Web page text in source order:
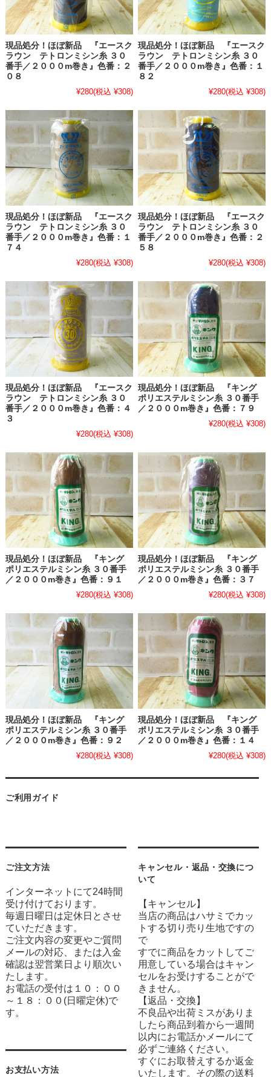
現品処分！ほぼ新品 『エースク
ラウン テトロンミシン糸 ３０
番手／２０００m巻き』色番：２
０８
¥280(税込 ¥308)
現品処分！ほぼ新品 『エースク
ラウン テトロンミシン糸 ３０
番手／２０００m巻き』色番：１
８２
¥280(税込 ¥308)
現品処分！ほぼ新品 『エースク
ラウン テトロンミシン糸 ３０
番手／２０００m巻き』色番：１
７４
¥280(税込 ¥308)
現品処分！ほぼ新品 『エースク
ラウン テトロンミシン糸 ３０
番手／２０００m巻き』色番：２
５８
¥280(税込 ¥308)
現品処分！ほぼ新品 『エースク
ラウン テトロンミシン糸 ３０
番手／２０００m巻き』色番：４
３
¥280(税込 ¥308)
現品処分！ほぼ新品 『キング
ポリエステルミシン糸 ３０番手
／２０００m巻き』色番：７９
¥280(税込 ¥308)
現品処分！ほぼ新品 『キング
ポリエステルミシン糸 ３０番手
／２０００m巻き』色番：９１
¥280(税込 ¥308)
現品処分！ほぼ新品 『キング
ポリエステルミシン糸 ３０番手
／２０００m巻き』色番：３７
¥280(税込 ¥308)
現品処分！ほぼ新品 『キング
ポリエステルミシン糸 ３０番手
／２０００m巻き』色番：９２
¥280(税込 ¥308)
現品処分！ほぼ新品 『キング
ポリエステルミシン糸 ３０番手
／２０００m巻き』色番：１４
¥280(税込 ¥308)
ご利用ガイド
ご注文方法
インターネットにて24時間
受け付けております。
毎週日曜日は定休日とさせ
ていただきます。
ご注文内容の変更やご質問
メールの対応、または入金
確認は翌営業日より順次い
たします。
お電話の受付は１０：００
～１８：００(日曜定休)で
す。
お支払い方法
キャンセル・返品・交換につ
いて
【キャンセル】
当店の商品はハサミでカッ
トする切り売り生地ですの
で
すでに商品をカットしてご
用意している場合はキャン
セルをお受けすることがで
きません。
【返品・交換】
不良品や出荷ミスがありま
したら商品到着から一週間
以内にお電話かメールにて
必ずご連絡ください。
すぐにお取替えするか返金
いたします。その際の送料